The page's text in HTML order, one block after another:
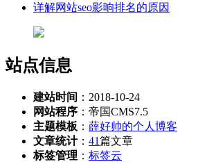
详解网站seo影响排名的原因
站点信息
建站时间 ：2018-10-24
网站程序 ：帝国CMS7.5
主题模板 ： 薛好帅的个人博客
文章统计： 41篇文章
标签管理 ： 标签云